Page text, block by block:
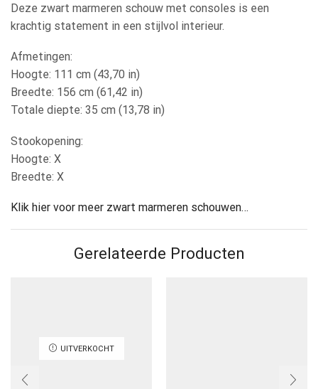
Deze zwart marmeren schouw met consoles is een
krachtig statement in een stijlvol interieur.
Afmetingen:
Hoogte: 111 cm (43,70 in)
Breedte: 156 cm (61,42 in)
Totale diepte: 35 cm (13,78 in)
Stookopening:
Hoogte: X
Breedte: X
Klik hier voor meer zwart marmeren schouwen…
Gerelateerde Producten
UITVERKOCHT